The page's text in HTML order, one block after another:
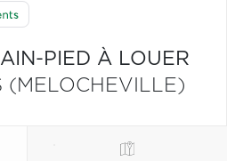
PIED À LOUER
(MELOCHEVILLE)